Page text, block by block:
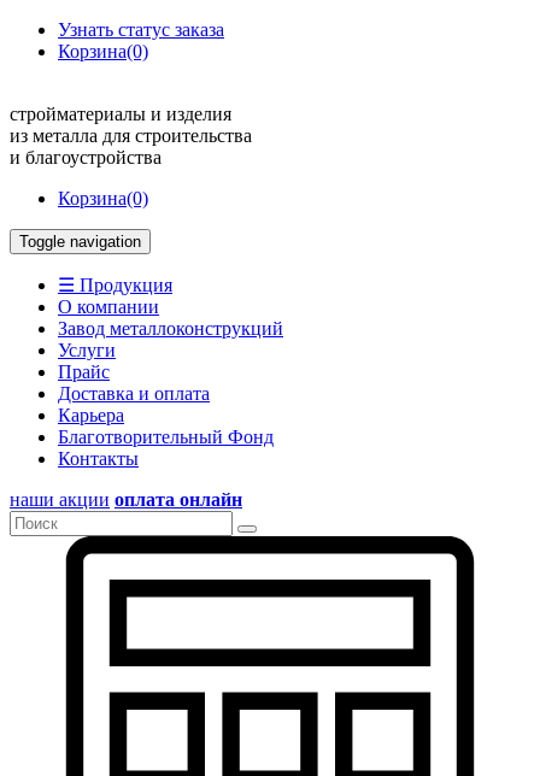
Узнать статус заказа
Корзина(0)
стройматериалы и изделия
из металла для строительства
и благоустройства
Корзина(0)
Toggle navigation
☰ Продукция
О компании
Завод металлоконструкций
Услуги
Прайс
Доставка и оплата
Карьера
Благотворительный Фонд
Контакты
наши акции оплата онлайн